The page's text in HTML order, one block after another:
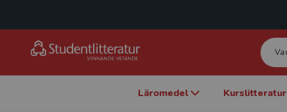
Läromedel Kurslitteratur